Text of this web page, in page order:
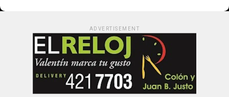
ADVERTISEMENT